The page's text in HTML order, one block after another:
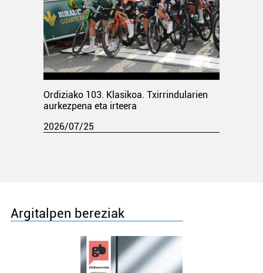
Ordiziako 103. Klasikoa. Txirrindularien
aurkezpena eta irteera
2026/07/25
Argitalpen bereziak